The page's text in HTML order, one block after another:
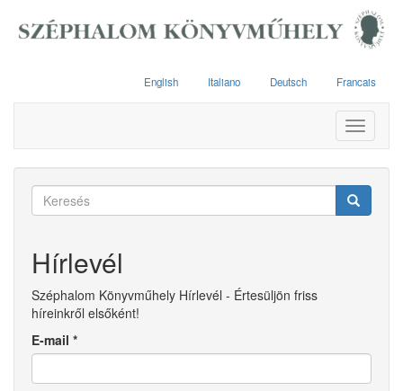
English Italiano Deutsch Francais
Toggle
Keresés
Hírlevél
Széphalom Könyvműhely Hírlevél - Értesüljön friss
híreinkről elsőként!
E-mail *